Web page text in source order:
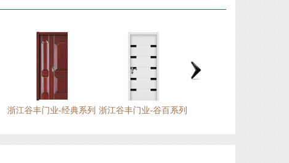
江山铭望世家门业有限公司
江山市坤裕门业有限公司
江山市佳梦圆装饰材料厂
浙江欧嘉门业有限公司
室内套装门首选品牌
新典—白橡门制造专家